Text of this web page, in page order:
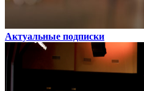
Актуальные подписки